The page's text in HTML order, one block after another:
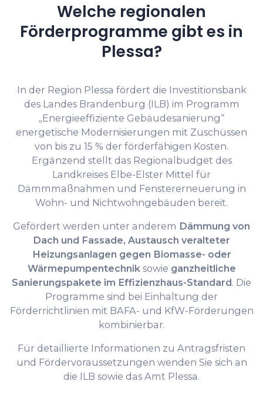
Welche regionalen
Förderprogramme gibt es in
Plessa?
In der Region Plessa fördert die Investitionsbank
des Landes Brandenburg (ILB) im Programm
„Energieeffiziente Gebäudesanierung“
energetische Modernisierungen mit Zuschüssen
von bis zu 15 % der förderfähigen Kosten.
Ergänzend stellt das Regionalbudget des
Landkreises Elbe-Elster Mittel für
Dämmmaßnahmen und Fenstererneuerung in
Wohn- und Nichtwohngebäuden bereit.
Gefördert werden unter anderem Dämmung von
Dach und Fassade, Austausch veralteter
Heizungsanlagen gegen Biomasse- oder
Wärmepumpentechniksowie ganzheitliche
Sanierungspakete im Effizienzhaus-Standard. Die
Programme sind bei Einhaltung der
Förderrichtlinien mit BAFA- und KfW-Förderungen
kombinierbar.
Für detaillierte Informationen zu Antragsfristen
und Fördervoraussetzungen wenden Sie sich an
die ILB sowie das Amt Plessa.